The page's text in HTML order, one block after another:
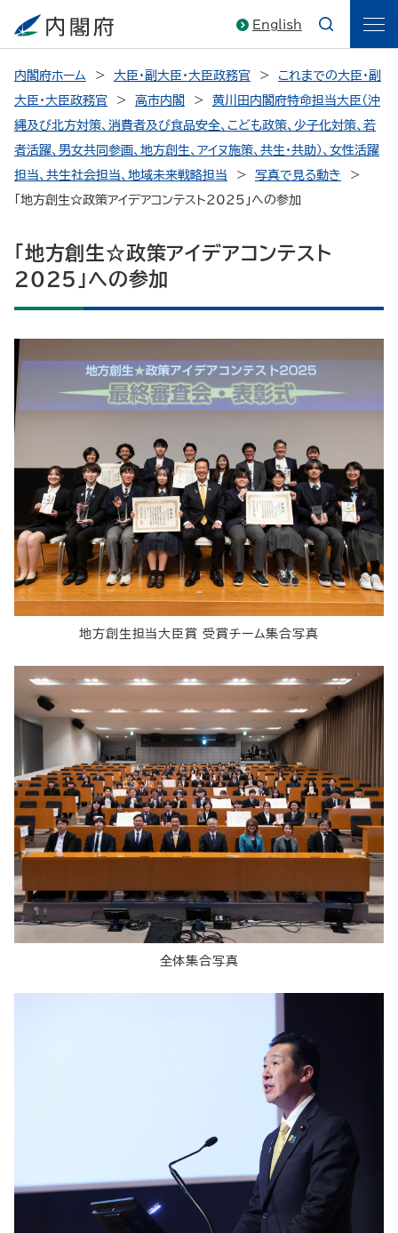
English
内閣府ホーム 大臣・副大臣・大臣政務官
これまでの大臣・副
大臣・大臣政務官
高市内閣
黄川田内閣府特命担当大臣（沖
縄及び北方対策、消費者及び食品安全、こども政策、少子化対策、若
者活躍、男女共同参画、地方創生、アイヌ施策、共生・共助）、女性活躍
担当、共生社会担当、地域未来戦略担当
写真で見る動き
「地方創生☆政策アイデアコンテスト2025」への参加
「地方創生☆政策アイデアコンテスト
2025」への参加
地方創生担当大臣賞 受賞チーム集合写真
全体集合写真